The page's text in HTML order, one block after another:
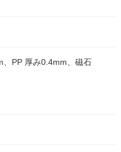
、PP 厚み0.4mm、磁石